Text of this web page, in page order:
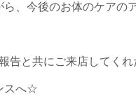
、今後のお体のケアの
告と共にご来店してくれ
スへ☆